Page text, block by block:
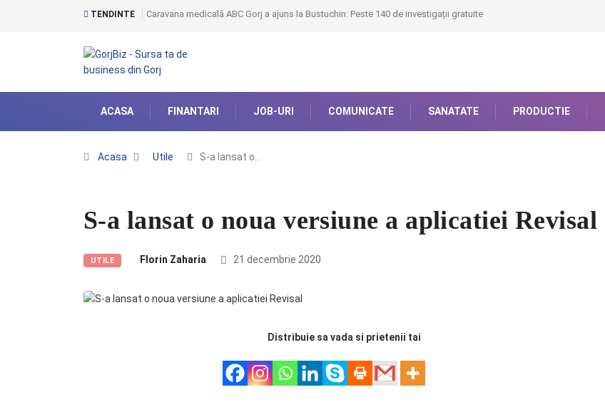
TENDINTE Caravana medicală ABC Gorj a ajuns la Bustuchin: Peste 140 de investigații gratuite
ACASA FINANTARI JOB-URI COMUNICATE SANATATE PRODUCTIE
Acasa Utile S-a lansat o…
S-a lansat o noua versiune a aplicatiei Revisal
UTILE Florin Zaharia 21 decembrie 2020
Distribuie sa vada si prietenii tai